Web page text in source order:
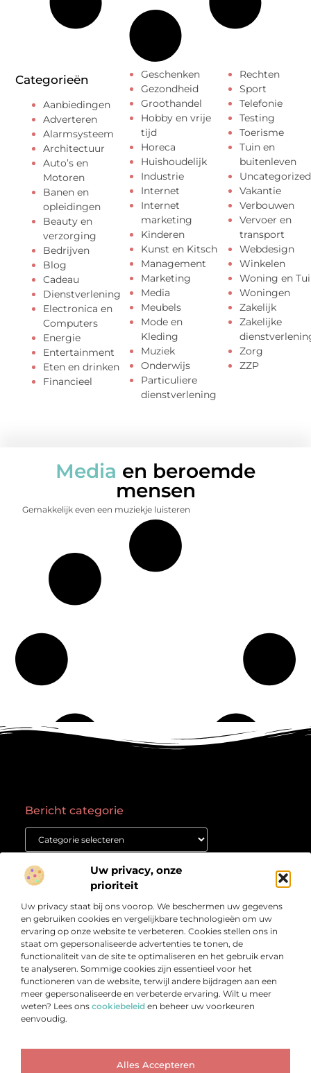
Uw privacy, onze
prioriteit
Uw privacy staat bij ons voorop. We beschermen uw gegevens
en gebruiken cookies en vergelijkbare technologieën om uw
ervaring op onze website te verbeteren. Cookies stellen ons in
staat om gepersonaliseerde advertenties te tonen, de
functionaliteit van de site te optimaliseren en het gebruik ervan
te analyseren. Sommige cookies zijn essentieel voor het
functioneren van de website, terwijl andere bijdragen aan een
meer gepersonaliseerde en verbeterde ervaring. Wilt u meer
weten? Lees ons cookiebeleid en beheer uw voorkeuren
eenvoudig.
Alles Accepteren
Categorieën
Aanbiedingen
Adverteren
Alarmsysteem
Architectuur
Auto’s en
Motoren
Banen en
opleidingen
Beauty en
verzorging
Bedrijven
Blog
Cadeau
Dienstverlening
Electronica en
Computers
Energie
Entertainment
Eten en drinken
Financieel
Geschenken
Gezondheid
Groothandel
Hobby en vrije
tijd
Horeca
Huishoudelijk
Industrie
Internet
Internet
marketing
Kinderen
Kunst en Kitsch
Management
Marketing
Media
Meubels
Mode en
Kleding
Muziek
Onderwijs
Particuliere
dienstverlening
Rechten
Sport
Telefonie
Testing
Toerisme
Tuin en
buitenleven
Uncategorized
Vakantie
Verbouwen
Vervoer en
transport
Webdesign
Winkelen
Woning en
Woningen
Zakelijk
Zakelijke
Zorg
ZZP
Media en beroemde
mensen
Gemakkelijk even een muziekje luisteren
Over
Bedrijf
“Het Kennisplatform voor Verdieping en Inspiratie”
Verdiep je in prikkelende artikelen, heldere inzichten en
verhalen die je aan het denken zetten. Welkom bij
Vetlog.nl – jouw startpunt voor betrouwbare en
verrijkende content.
Onze informatie
Bericht categorie